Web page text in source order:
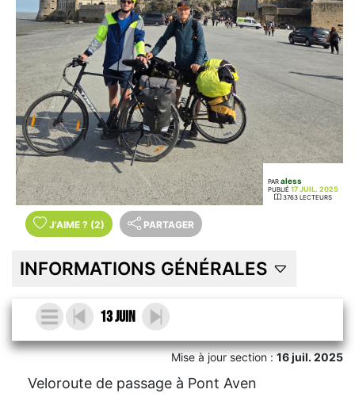
PAR aless
PUBLIÉ 17 JUIL. 2025
3763 LECTEURS
J'AIME ? (2) PARTAGER
INFORMATIONS GÉNÉRALES
13 juin
Mise à jour section :16 juil. 2025
Veloroute de passage à Pont Aven